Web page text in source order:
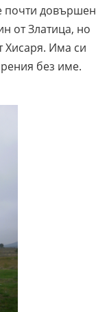
почти довършен
от Златица, но
Хисаря. Има си
без име.